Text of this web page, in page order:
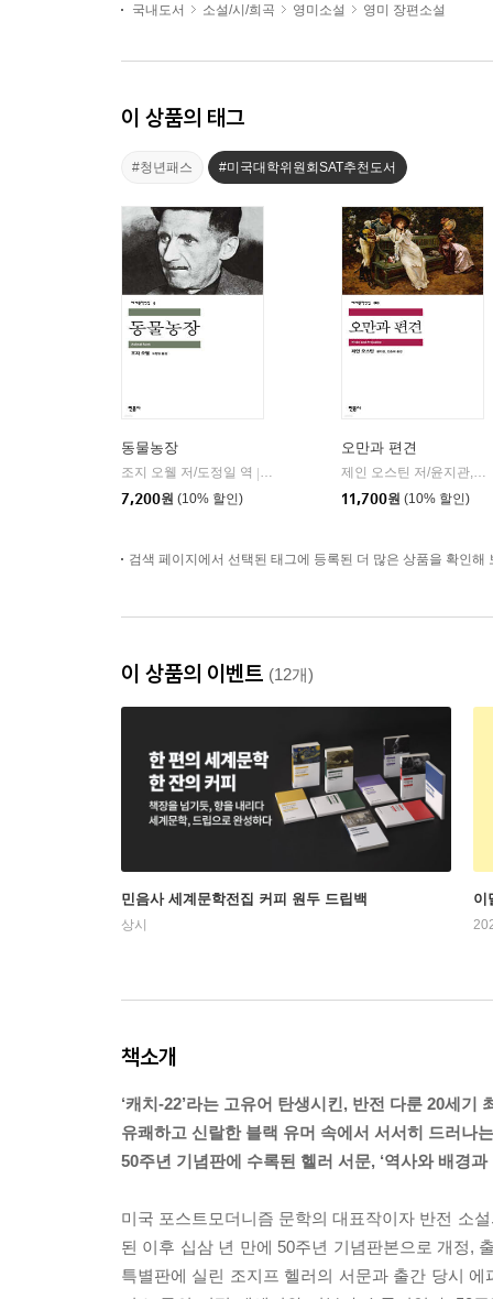
국내도서 소설/시/희곡 영미소설 영미 장편소설
이 상품의 태그
#청년패스 #미국대학위원회SAT추천도서
동물농장
조지 오웰 저/도정일 역 |
7,200원 (10% 할인)
오만과 편견
11,700원 (10% 할인)
검색 페이지에서 선택된 태그에 등록된 더 많은 상품을 확인해
이 상품의 이벤트 (12개)
민음사 세계문학전집 커피 원두 드립백
상시
이
책소개
‘캐치-22’라는 고유어 탄생시킨, 반전 다룬 20세기
유쾌하고 신랄한 블랙 유머 속에서 서서히 드러나
50주년 기념판에 수록된 헬러 서문, ‘역사와 배경과
미국 포스트모더니즘 문학의 대표작이자 반전 소
된 이후 십삼 년 만에 50주년 기념판본으로 개정,
특별판에 실린 조지프 헬러의 서문과 출간 당시